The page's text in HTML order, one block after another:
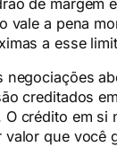
de margem
vale a pena
a esse
negociações
creditados
O crédito em si
valor que você